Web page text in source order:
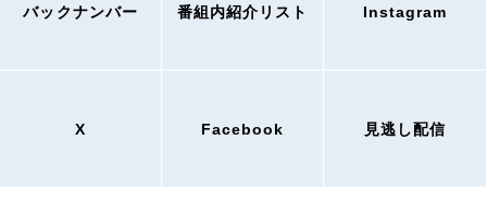
バックナンバー 番組内紹介リスト Instagram
X Facebook 見逃し配信